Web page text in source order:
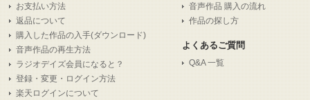
お支払い方法
返品について
購入した作品の入手(ダウンロード)
音声作品の再生方法
ラジオデイズ会員になると？
登録・変更・ログイン方法
楽天ログインについて
音声作品 購入の流れ
作品の探し方
よくあるご質問
Q&A 一覧